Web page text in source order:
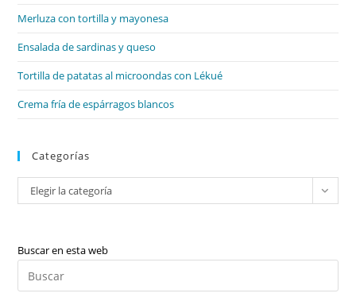
Merluza con tortilla y mayonesa
Ensalada de sardinas y queso
Tortilla de patatas al microondas con Lékué
Crema fría de espárragos blancos
Categorías
Categorías
Elegir la categoría
Buscar en esta web